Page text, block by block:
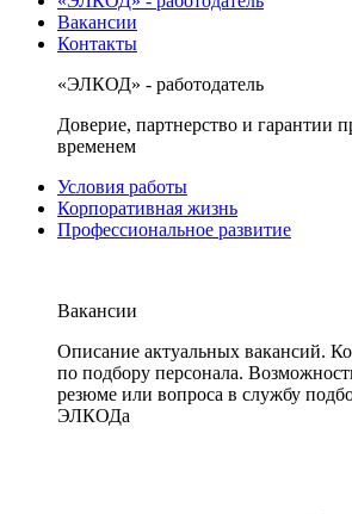
Вакансии
Контакты
«ЭЛКОД» - работодатель
Доверие, партнерство и гарантии
временем
Условия работы
Корпоративная жизнь
Профессиональное развитие
Вакансии
Описание актуальных вакансий.
по подбору персонала.
резюме или вопроса в службу
ЭЛКОДа